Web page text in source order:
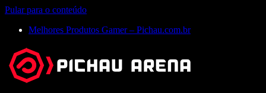
Pular para o conteúdo
Melhores Produtos Gamer – Pichau.com.br